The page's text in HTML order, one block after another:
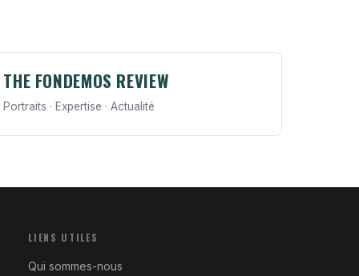
THE FONDEMOS REVIEW
Portraits · Expertise · Actualité
LIENS UTILES
Qui sommes-nous